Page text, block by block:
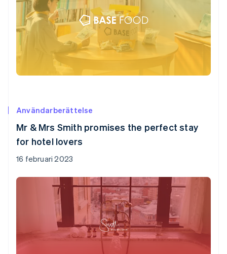
Användarberättelse
Mr & Mrs Smith promises the perfect stay
for hotel lovers
16 februari 2023